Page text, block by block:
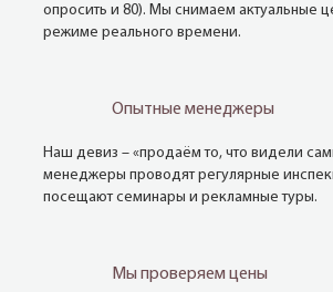
опросить и 80). Мы снимаем актуальные
режиме реального времени.
Опытные менеджеры
Наш девиз – «продаём то, что видели
менеджеры проводят регулярные
посещают семинары и рекламные туры.
Мы проверяем цены